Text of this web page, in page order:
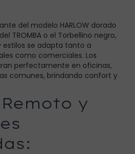
del modelo HARLOW dorado
TROMBA o el Torbellino negro,
estilos se adapta tanto a
como comerciales. Los
perfectamente en oficinas,
comunes, brindando confort y
y